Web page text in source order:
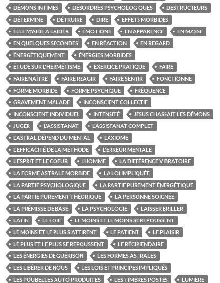
DÉMONS INTIMES DÉSORDRES PSYCHOLOGIQUES
DESTRUCTEURS
DÉTERMINE
DÉTRUIRE DIRE
EFFETS MORBIDES
ELLE M'AIDE À L'AIDER
ÉMOTIONS EN APPARENCE
EN MASSE
EN QUELQUES SECONDES
EN RÉACTION
EN REGARD
ÉNERGÉTIQUEMENT
ÉNERGIES MORBIDES
ÉTUDE SUR L'HERMÉTISME
EXERCICE PRATIQUE
FAIRE
FAIRE NAÎTRE
FAIRE RÉAGIR FAIRE SENTIR
FONCTIONNE
FORME MORBIDE
FORME PSYCHIQUE
FRÉQUENCE
GRAVEMENT MALADE
INCONSCIENT COLLECTIF
INCONSCIENT INDIVIDUEL
INTENSITÉ
JÉSUS CHASSAIT LES DÉMONS
JUGER
L'ASSISTANAT
L'ASSISTANAT COMPLET
L'ASTRAL DÉPEND DU MENTAL
L'AXIOME
L'EFFICACITÉ DE LA MÉTHODE
L'ERREUR MENTALE
L'ESPRIT ET LE COEUR
L’HOMME
LA DIFFÉRENCE VIBRATOIRE
LA FORME ASTRALE MORBIDE
LA LOI IMPLIQUÉE
LA PARTIE PSYCHOLOGIQUE
LA PARTIE PUREMENT ÉNERGÉTIQUE
LA PARTIE PUREMENT THÉORIQUE
LA PERSONNE SOIGNÉE
LA PRÉMISSE DE BASE
LA PSYCHOLOGIE
LAISSER BRILLER
LATIN
LE FOIE
LE MOINS ET LE MOINS SE REPOUSSENT
LE MOINS ET LE PLUS S'ATTIRENT
LE PATIENT
LE PLAISIR
LE PLUS ET LE PLUS SE REPOUSSENT
LE RÉCIPIENDAIRE
LES ÉNERGIES DE GUÉRISON
LES FORMES ASTRALES
LES LIBÉRER DE NOUS
LES LOIS ET PRINCIPES IMPLIQUÉS
LES POUBELLES AUTO PRODUITES
LES TIMBRES POSTES
LUMIÈRE